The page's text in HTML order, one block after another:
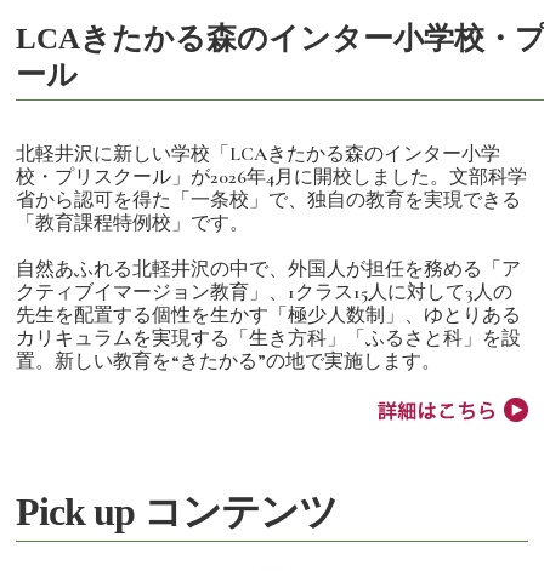
LCAきたかる森のインター小学校・
ール
北軽井沢に新しい学校「LCAきたかる森のインター小学
校・プリスクール」が2026年4月に開校しました。文部科学
省から認可を得た「一条校」で、独自の教育を実現できる
「教育課程特例校」です。
自然あふれる北軽井沢の中で、外国人が担任を務める「ア
クティブイマージョン教育」、1クラス15人に対して3人の
先生を配置する個性を生かす「極少人数制」、ゆとりある
カリキュラムを実現する「生き方科」「ふるさと科」を設
置。新しい教育を“きたかる”の地で実施します。
Pick up コンテンツ